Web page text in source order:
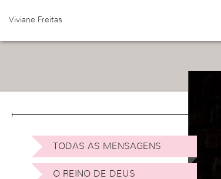
Viviane Freitas
TODAS AS MENSAGENS
O REINO DE DEUS